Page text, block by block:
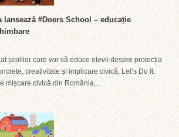
lansează #Doers School – educație
școlilor care vor să educe elevii despre protecția
creativitate și implicare civică. Let’s Do It,
mișcare civică din România,...